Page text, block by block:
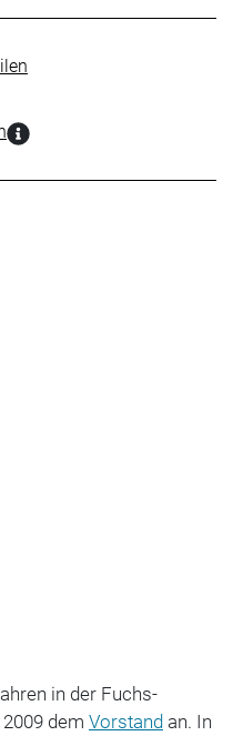
in der Fuchs-
dem Vorstandan. In